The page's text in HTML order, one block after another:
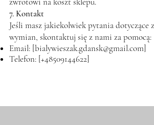
7. Kontakt
Jeśli masz jakiekolwiek pytania dotyczące
wymian, skontaktuj się z nami za pomocą:
Email: [bialywieszak.gdansk@gmail.com]
Telefon: [+48509144622]